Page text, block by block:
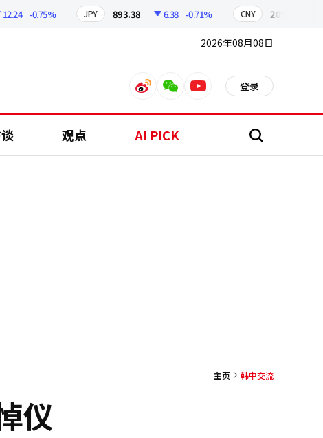
-0.75% JPY 893.38 6.38 -0.71% CNY 209.17
2026年08月08日
weiboweixinyoutube 登录
观点 AI PICK 搜
主页 韩中交流
仪